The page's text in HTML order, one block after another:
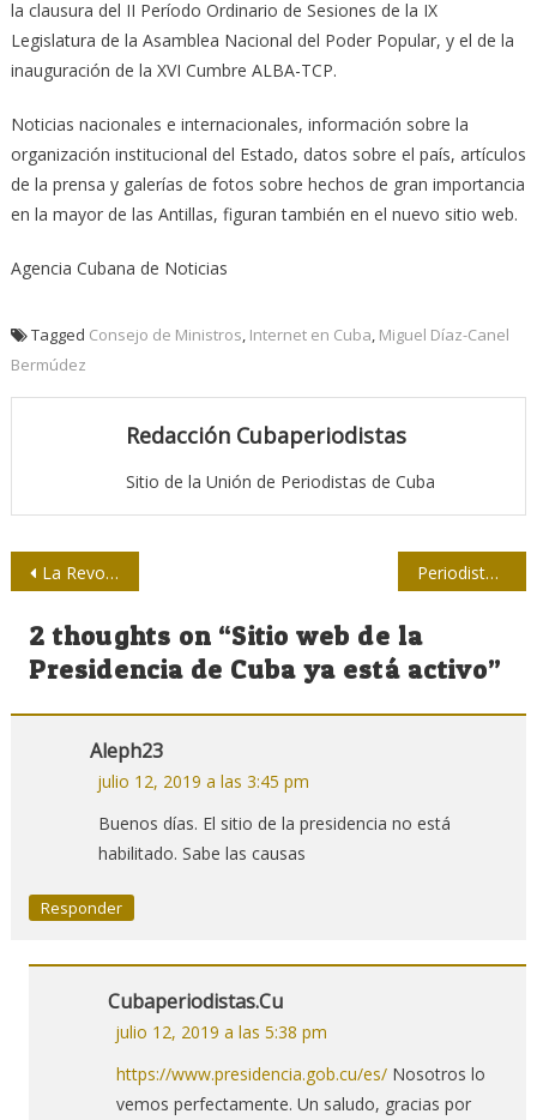
la clausura del II Período Ordinario de Sesiones de la IX
Legislatura de la Asamblea Nacional del Poder Popular, y el de la
inauguración de la XVI Cumbre ALBA-TCP.
Noticias nacionales e internacionales, información sobre la
organización institucional del Estado, datos sobre el país, artículos
de la prensa y galerías de fotos sobre hechos de gran importancia
en la mayor de las Antillas, figuran también en el nuevo sitio web.
Agencia Cubana de Noticias
Tagged Consejo de Ministros, Internet en Cuba, Miguel Díaz-Canel
Bermúdez
Redacción Cubaperiodistas
Sitio de la Unión de Periodistas de Cuba
Navegación
de
entradas
La Revolución Cubana y su tercer gran contrato o pacto social y político Periodistas en Honduras se manifiestan contra la inseguridad
2 thoughts on “Sitio web de la
Presidencia de Cuba ya está activo”
Aleph23
julio 12, 2019 a las 3:45 pm
Buenos días. El sitio de la presidencia no está
habilitado. Sabe las causas
Responder
Cubaperiodistas.cu
julio 12, 2019 a las 5:38 pm
https://www.presidencia.gob.cu/es/Nosotros lo
vemos perfectamente. Un saludo, gracias por